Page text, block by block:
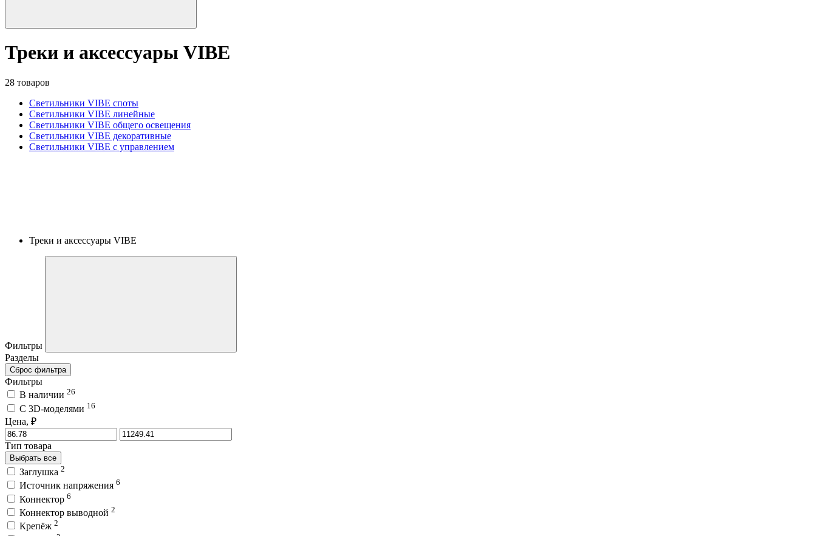
Треки и аксессуары VIBE
28 товаров
Светильники VIBE споты
Светильники VIBE линейные
Светильники VIBE общего освещения
Светильники VIBE декоративные
Светильники VIBE с управлением
Треки и аксессуары VIBE
Фильтры
Разделы
Сброс фильтра
Фильтры
В наличии 26
C 3D-моделями 16
Цена, ₽
Тип товара
Выбрать все
Заглушка 2
Источник напряжения 6
Коннектор 6
Коннектор выводной 2
Крепёж 2